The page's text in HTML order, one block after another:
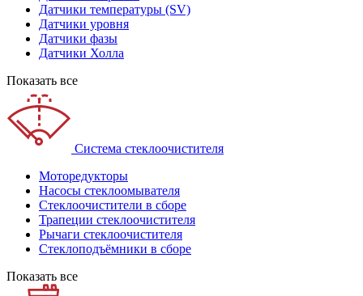
Датчики температуры (SV)
Датчики уровня
Датчики фазы
Датчики Холла
Показать все
Система стеклоочистителя
Моторедукторы
Насосы стеклоомывателя
Стеклоочистители в сборе
Трапеции стеклоочистителя
Рычаги стеклоочистителя
Стеклоподъёмники в сборе
Показать все